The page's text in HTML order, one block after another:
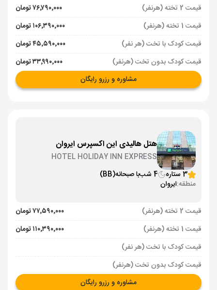
قیمت 2 تخته (هرنفر)
۷۶٬۷۹۰٬۰۰۰ تومان
قیمت 1 تخته (هرنفر)
۱۰۶٬۳۹۰٬۰۰۰ تومان
قیمت کودک با تخت (هر نفر)
۴۵٬۵۹۰٬۰۰۰ تومان
قیمت کودک بدون تخت (هرنفر)
۳۳٬۹۹۰٬۰۰۰ تومان
مشاوره و رزرو رایگان
هتل هالیدی این اکسپرس ایروان
HOTEL HOLIDAY INN EXPRESS
3 ستاره
4 شب با صبحانه(BB)
منطقه:ایروان
قیمت 2 تخته (هرنفر)
۷۷٬۵۹۰٬۰۰۰ تومان
قیمت 1 تخته (هرنفر)
۱۱۰٬۳۹۰٬۰۰۰ تومان
قیمت کودک با تخت (هر نفر)
قیمت کودک بدون تخت (هرنفر)
مشاوره و رزرو رایگان